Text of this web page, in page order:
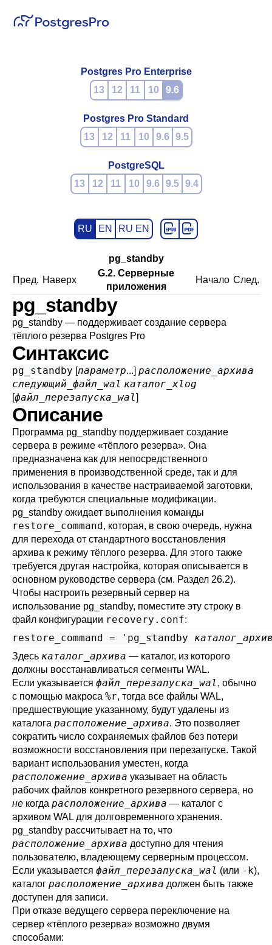
Postgres Pro Enterprise
13
12 11 10 9.6
Postgres Pro Standard
13
12 11 10 9.6 9.5
PostgreSQL
13
12 11 10 9.6 9.5 9.4
RU EN RU EN
pg_standby
Пред. Наверх
G.2. Серверные
приложения
Начало След.
pg_standby
pg_standby — поддерживает создание сервера
тёплого резерва Postgres Pro
Синтаксис
pg_standby [параметр...] расположение_архива
следующий_файл_wal каталог_xlog
[файл_перезапуска_wal]
Описание
Программа pg_standby поддерживает создание
сервера в режиме «тёплого резерва». Она
предназначена как для непосредственного
применения в производственной среде, так и для
использования в качестве настраиваемой заготовки,
когда требуются специальные модификации.
pg_standby ожидает выполнения команды
restore_command, которая, в свою очередь, нужна
для перехода от стандартного восстановления
архива к режиму тёплого резерва. Для этого также
требуется другая настройка, которая описывается в
основном руководстве сервера (см. Раздел 26.2).
Чтобы настроить резервный сервер на
использование pg_standby, поместите эту строку в
файл конфигурации recovery.conf:
restore_command = 'pg_standby
Здесь каталог_архива — каталог, из которого
должны восстанавливаться сегменты WAL.
Если указывается файл_перезапуска_wal, обычно
с помощью макроса %r, тогда все файлы WAL,
предшествующие указанному, будут удалены из
каталога расположение_архива. Это позволяет
сократить число сохраняемых файлов без потери
возможности восстановления при перезапуске. Такой
вариант использования уместен, когда
расположение_архива указывает на область
рабочих файлов конкретного резервного сервера, но
не когда расположение_архива — каталог с
архивом WAL для долговременного хранения.
pg_standby рассчитывает на то, что
расположение_архива доступно для чтения
пользователю, владеющему серверным процессом.
Если указывается файл_перезапуска_wal (или -k),
каталог расположение_архива должен быть также
доступен для записи.
При отказе ведущего сервера переключение на
сервер «тёплого резерва» возможно двумя
способами: